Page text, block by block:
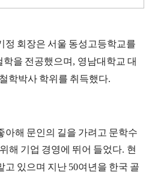
정 회장은 서울 동성고등학교를
을 전공했으며, 영남대학교 대
철학박사 학위를 취득했다.
아해 문인의 길을 가려고 문학수
해 기업 경영에 뛰어 들었다. 현
고 있으며 지난 50여년을 한국 골